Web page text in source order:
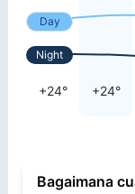
+24° +24°
Day
Night
Bagaimana